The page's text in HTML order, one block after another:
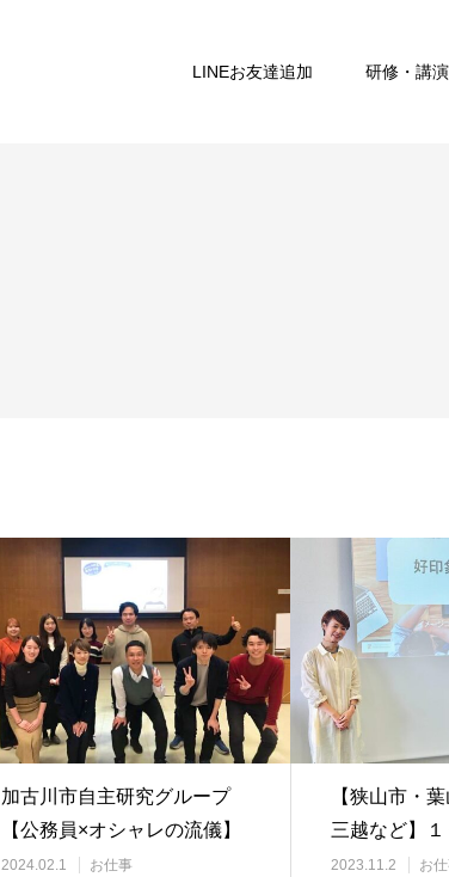
LINEお友達追加 研修・講
加古川市自主研究グループ
【公務員×オシャレの流儀】
2024.02.1 お仕事
【狭山市・
三越など】
2023.11.2 お